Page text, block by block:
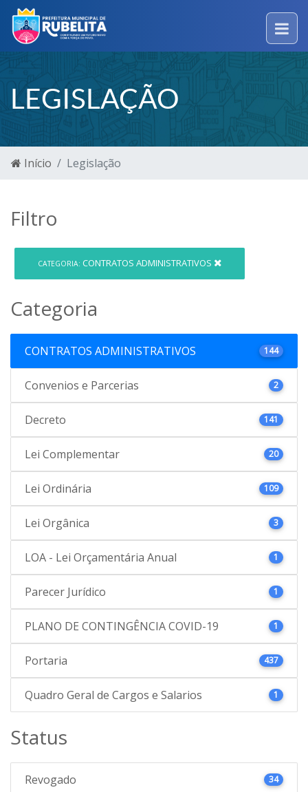
LEGISLAÇÃO
Início Legislação
Filtro
CATEGORIA: CONTRATOS ADMINISTRATIVOS
Categoria
CONTRATOS ADMINISTRATIVOS 144
Convenios e Parcerias 2
Decreto 141
Lei Complementar 20
Lei Ordinária 109
Lei Orgânica 3
LOA - Lei Orçamentária Anual 1
Parecer Jurídico 1
PLANO DE CONTINGÊNCIA COVID-19 1
Portaria 437
Quadro Geral de Cargos e Salarios 1
Status
Revogado 34